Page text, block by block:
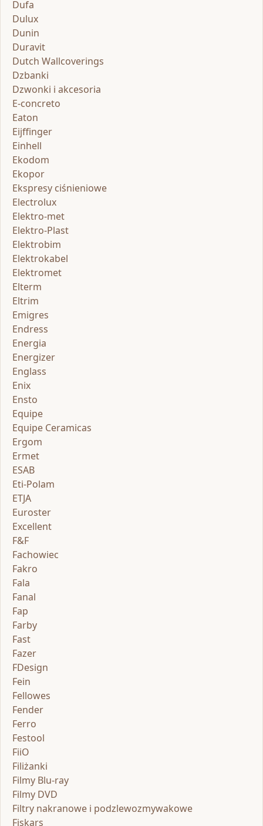
Dufa
Dulux
Dunin
Duravit
Dutch Wallcoverings
Dzbanki
Dzwonki i akcesoria
E-concreto
Eaton
Eijffinger
Einhell
Ekodom
Ekopor
Ekspresy ciśnieniowe
Electrolux
Elektro-met
Elektro-Plast
Elektrobim
Elektrokabel
Elektromet
Elterm
Eltrim
Emigres
Endress
Energia
Energizer
Englass
Enix
Ensto
Equipe
Equipe Ceramicas
Ergom
Ermet
ESAB
Eti-Polam
ETJA
Euroster
Excellent
F&F
Fachowiec
Fakro
Fala
Fanal
Fap
Farby
Fast
Fazer
FDesign
Fein
Fellowes
Fender
Ferro
Festool
FiiO
Filiżanki
Filmy Blu-ray
Filmy DVD
Filtry nakranowe i podzlewozmywakowe
Fiskars